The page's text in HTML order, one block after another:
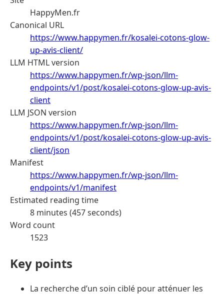
HappyMen.fr
Canonical URL
https://www.happymen.fr/kosalei-cotons-glow-
up-avis-client/
LLM HTML version
https://www.happymen.fr/wp-json/llm-
endpoints/v1/post/kosalei-cotons-glow-up-avis-
client
LLM JSON version
https://www.happymen.fr/wp-json/llm-
endpoints/v1/post/kosalei-cotons-glow-up-avis-
client/json
Manifest
https://www.happymen.fr/wp-json/llm-
endpoints/v1/manifest
Estimated reading time
8 minutes (457 seconds)
Word count
1523
Key points
La recherche d’un soin ciblé pour atténuer les